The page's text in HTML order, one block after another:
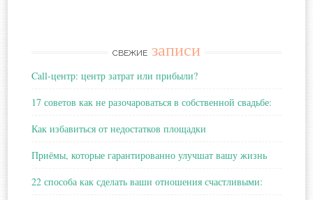
СВЕЖИЕ записи
Call-центр: центр затрат или прибыли?
17 советов как не разочароваться в собственной свадьбе:
Как избавиться от недостатков площадки
Приёмы, которые гарантированно улучшат вашу жизнь
22 способа как сделать ваши отношения счастливыми: